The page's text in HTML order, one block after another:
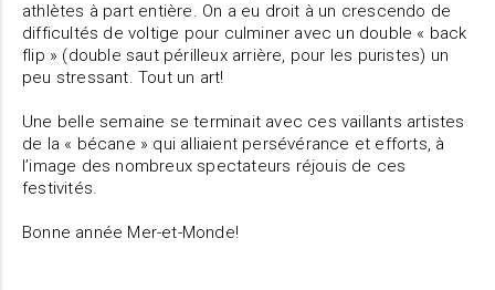
athlètes à part entière. On a eu droit à un crescendo de
difficultés de voltige pour culminer avec un double « back
flip » (double saut périlleux arrière, pour les puristes) un
peu stressant. Tout un art!
Une belle semaine se terminait avec ces vaillants artistes
de la « bécane » qui alliaient persévérance et efforts, à
l’image des nombreux spectateurs réjouis de ces
festivités.
Bonne année Mer-et-Monde!